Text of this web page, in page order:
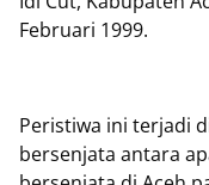
Februari 1999.
Peristiwa ini terjadi
bersenjata antara